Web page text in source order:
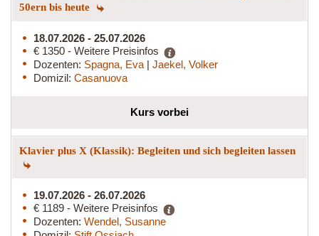
50ern bis heute
18.07.2026 - 25.07.2026
€ 1350 - Weitere Preisinfos
Dozenten: Spagna, Eva | Jaekel, Volker
Domizil: Casanuova
Kurs vorbei
Klavier plus X (Klassik): Begleiten und sich begleiten lassen
19.07.2026 - 26.07.2026
€ 1189 - Weitere Preisinfos
Dozenten: Wendel, Susanne